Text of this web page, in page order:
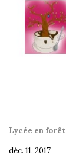
Lycée en forêt
déc. 11, 2017